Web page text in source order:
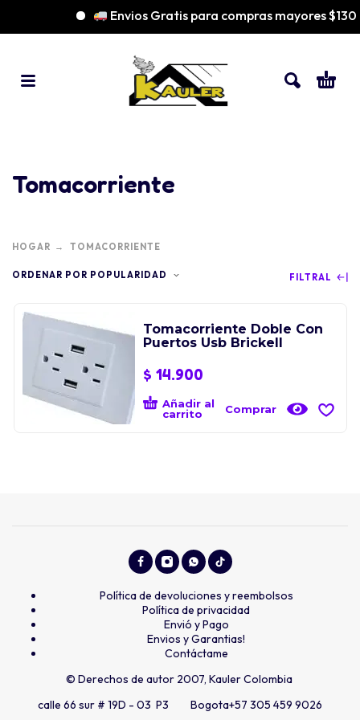
Envios Gratis para compras mayores
Tomacorriente
HOGAR TOMACORRIENTE
ORDENAR POR POPULARIDAD FILTRAL
Tomacorriente Doble Con
Puertos Usb Brickell
$ 14.900
Añadir al
carrito
Comprar
Política de devoluciones y reembolsos
Política de privacidad
Envió y Pago
Envios y Garantias!
Contáctame
© Derechos de autor 2007, Kauler Colombia
calle 66 sur # 19D - 03 P3 Bogota+57 305 459 9026